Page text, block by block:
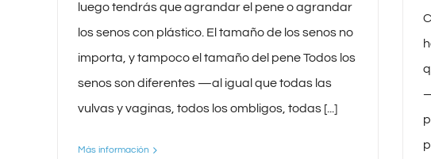
luego tendrás que agrandar el pene o agrandar
los senos con plástico. El tamaño de los senos no
importa, y tampoco el tamaño del pene Todos los
senos son diferentes —al igual que todas las
vulvas y vaginas, todos los ombligos, todas [...]
Más información